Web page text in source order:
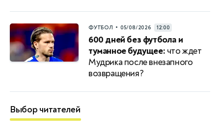
ФУТБОЛ • 05/08/2026 12:00
600 дней без футбола и
туманное будущее: что ждет
Мудрика после внезапного
возвращения?
Выбор читателей